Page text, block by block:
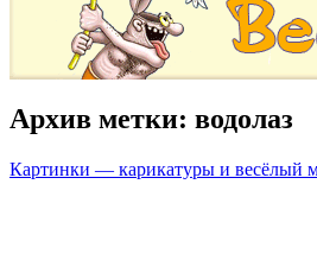
Архив метки: водолаз
Картинки — карикатуры и весёлый